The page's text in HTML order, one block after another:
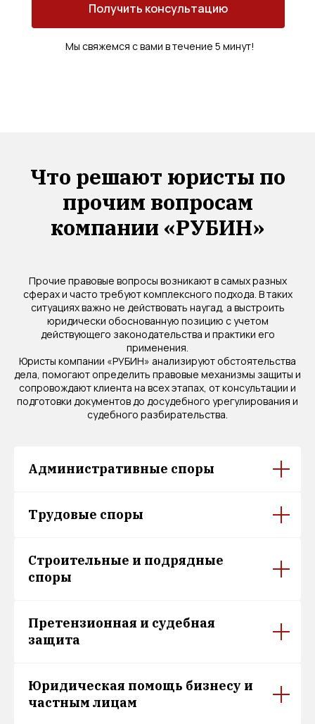
Мы свяжемся с вами в течение 5 минут!
Получить консультацию
Что решают юристы по
прочим вопросам
компании «РУБИН»
Прочие правовые вопросы возникают в самых разных
сферах и часто требуют комплексного подхода. В таких
ситуациях важно не действовать наугад, а выстроить
юридически обоснованную позицию с учетом
действующего законодательства и практики его
применения.
Юристы компании «РУБИН» анализируют обстоятельства
дела, помогают определить правовые механизмы защиты и
сопровождают клиента на всех этапах, от консультации и
подготовки документов до досудебного урегулирования и
судебного разбирательства.
Административные споры
Трудовые споры
Строительные и подрядные
споры
Претензионная и судебная
защита
Юридическая помощь бизнесу и
частным лицам
Профессиональная